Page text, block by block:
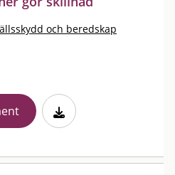
och beredskap